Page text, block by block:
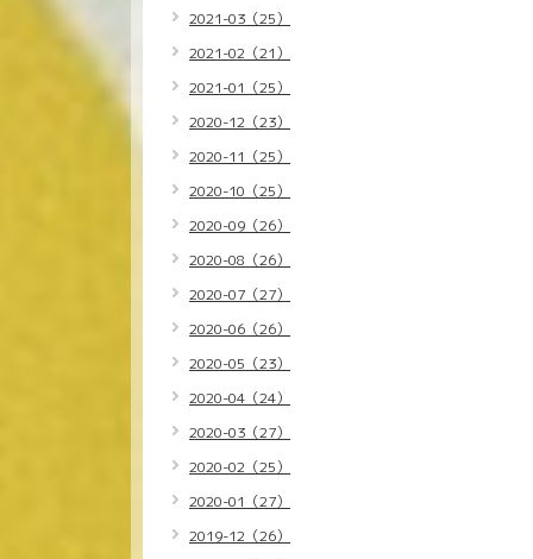
2021-03（25）
2021-02（21）
2021-01（25）
2020-12（23）
2020-11（25）
2020-10（25）
2020-09（26）
2020-08（26）
2020-07（27）
2020-06（26）
2020-05（23）
2020-04（24）
2020-03（27）
2020-02（25）
2020-01（27）
2019-12（26）